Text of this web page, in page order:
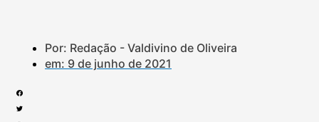
Por: Redação - Valdivino de Oliveira
em: 9 de junho de 2021